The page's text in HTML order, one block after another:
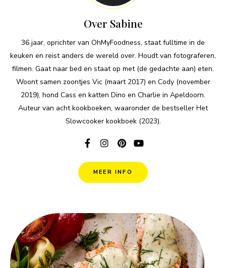
Over Sabine
36 jaar, oprichter van OhMyFoodness, staat fulltime in de
keuken en reist anders de wereld over. Houdt van fotograferen,
filmen. Gaat naar bed en staat op met (de gedachte aan) eten.
Woont samen zoontjes Vic (maart 2017) en Cody (november
2019), hond Cass en katten Dino en Charlie in Apeldoorn.
Auteur van acht kookboeken, waaronder de bestseller Het
Slowcooker kookboek (2023).
MEER INFO